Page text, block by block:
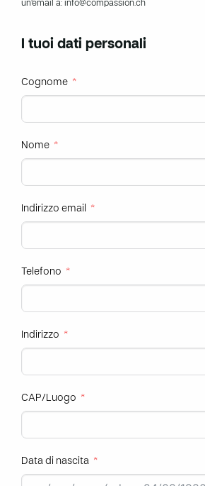
un’email a: info@compassion.ch
I tuoi dati personali
Cognome
Nome
Indirizzo email
Telefono
Indirizzo
CAP/Luogo
Data di nascita